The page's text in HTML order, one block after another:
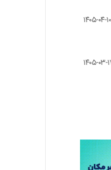
۱۴۰۵-۰۴-۱۰
۰۳-۱۷